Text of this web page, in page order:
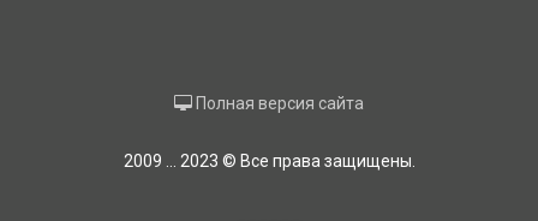
Полная версия сайта
2009 ... 2023 © Все права защищены.